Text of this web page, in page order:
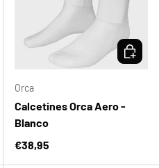
Orca
Calcetines Orca Aero -
Blanco
Precio normal
€38,95
ELEGIR